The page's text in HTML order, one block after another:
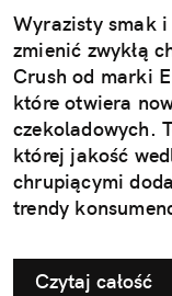
Wyrazisty smak
zmienić zwykłą
Crush od marki
które otwiera
czekoladowych.
której jakość
chrupiącymi
trendy
Czytaj całość